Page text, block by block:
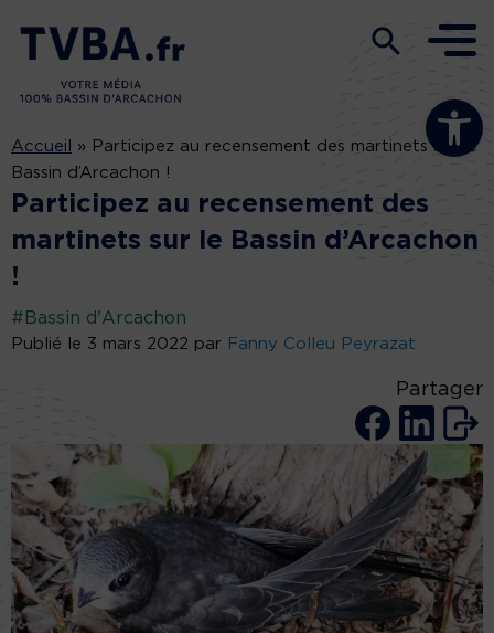
Ouvrir la
Accueil » Participez au recensement des martinets sur le
Bassin d’Arcachon !
Participez au recensement des
martinets sur le Bassin d’Arcachon
!
#Bassin d'Arcachon
Publié le 3 mars 2022 par Fanny Colleu Peyrazat
Partager